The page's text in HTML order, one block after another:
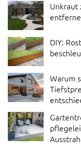
Unkraut
DIY:
Warum